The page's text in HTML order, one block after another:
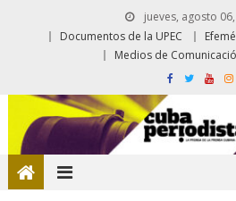
jueves, agosto
Documentos de la UPEC
Medios de